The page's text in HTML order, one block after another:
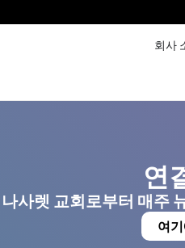
회사
연
나사렛 교회로부터 매주
여